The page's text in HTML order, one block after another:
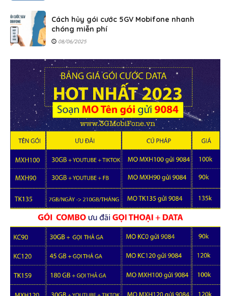
Cách hủy gói cước 5GV Mobifone nhanh
chóng miễn phí
08/06/2025